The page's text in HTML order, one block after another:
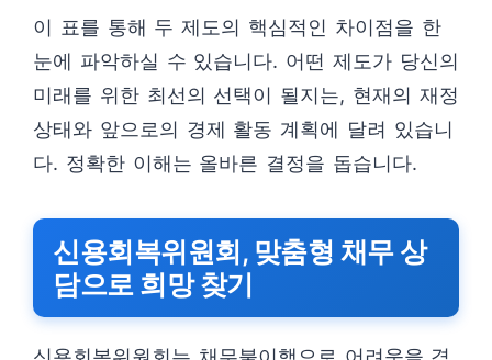
이 표를 통해 두 제도의 핵심적인 차이점을 한
눈에 파악하실 수 있습니다. 어떤 제도가 당신의
미래를 위한 최선의 선택이 될지는, 현재의 재정
상태와 앞으로의 경제 활동 계획에 달려 있습니
다. 정확한 이해는 올바른 결정을 돕습니다.
신용회복위원회, 맞춤형 채무 상
담으로 희망 찾기